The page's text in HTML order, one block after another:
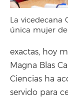
La vicedecana
única mujer
exactas, hoy
Magna Blas
Ciencias ha
servido para